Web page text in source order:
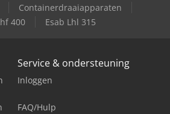
Containerdraaiapparaten
400
Esab Lhl 315
Service & ondersteuning
Inloggen
FAQ/Hulp